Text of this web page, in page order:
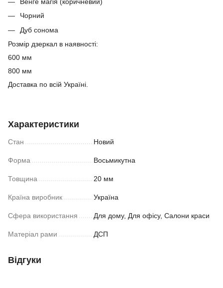
Чорний
Дуб сонома
Розмір дзеркал в наявності:
600 мм
800 мм
Доставка по всій Україні.
Характеристики
Стан Новий
Форма Восьмикутна
Товщина 20 мм
Країна виробник Україна
Сфера використання Для дому, Для офісу, Салони краси
Матеріал рами ДСП
Відгуки